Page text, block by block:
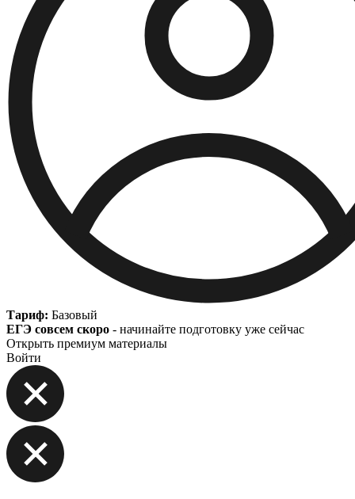
Тариф: Базовый
ЕГЭ совсем скоро - начинайте подготовку уже сейчас
Открыть премиум материалы
Войти